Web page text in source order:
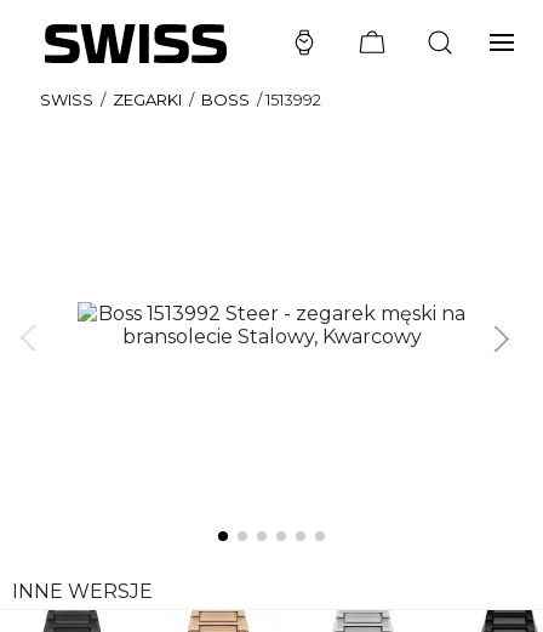
SWISS / ZEGARKI / BOSS /1513992
INNE WERSJE